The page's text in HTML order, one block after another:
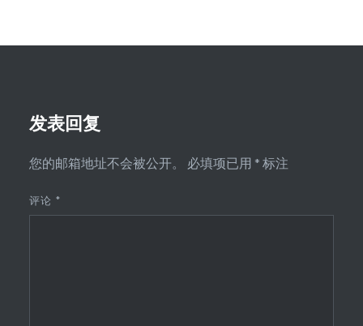
发表回复
您的邮箱地址不会被公开。 必填项已用 * 标注
评论 *